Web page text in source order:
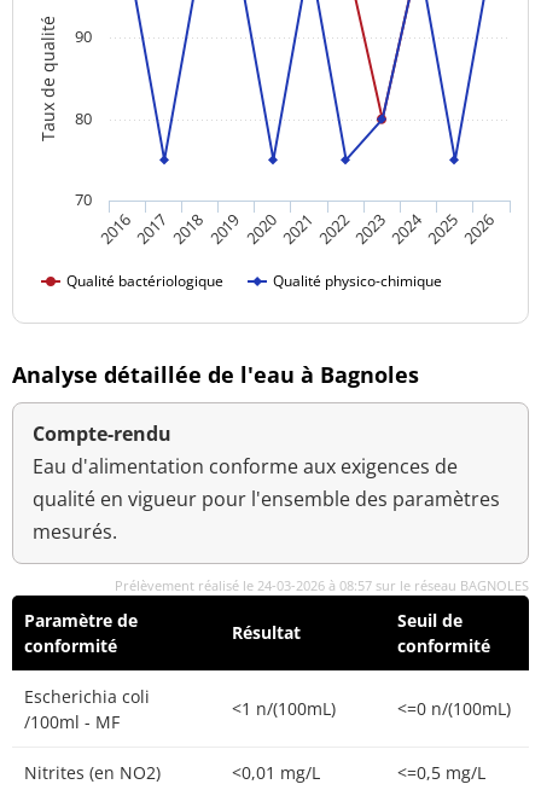
Taux de qualité
Qualité bactériologique Qualité physico-chimique
20162017 201820192020202120222023202420252026
70
80
90
Analyse détaillée de l'eau à Bagnoles
Compte-rendu
Eau d'alimentation conforme aux exigences de
qualité en vigueur pour l'ensemble des paramètres
mesurés.
Prélèvement réalisé le 24-03-2026 à 08:57 sur le réseau BAGNOLES
Paramètre de
conformité
Résultat
Seuil de
conformité
Escherichia coli
/100ml - MF
<1 n/(100mL) <=0 n/(100mL)
Nitrites (en NO2) <0,01 mg/L <=0,5 mg/L